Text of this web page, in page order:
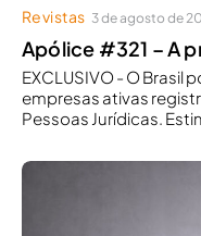
Revistas 3 de agosto de
Apólice #321 – A
EXCLUSIVO - O Brasil
empresas ativas
Pessoas Jurídicas.